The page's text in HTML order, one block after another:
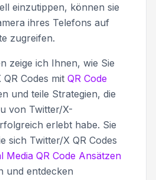
einzutippen, können sie
ihres Telefons auf
zugreifen.
zeige ich Ihnen, wie Sie
Codes mit QR Code
und teile Strategien, die
von Twitter/X-
erlebt habe. Sie
sich Twitter/X QR Codes
Media QR Code Ansätzen
und entdecken